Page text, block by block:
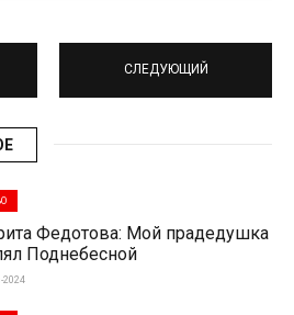
СЛЕДУЮЩИЙ
Федотова: Мой прадедушка
Поднебесной
2024